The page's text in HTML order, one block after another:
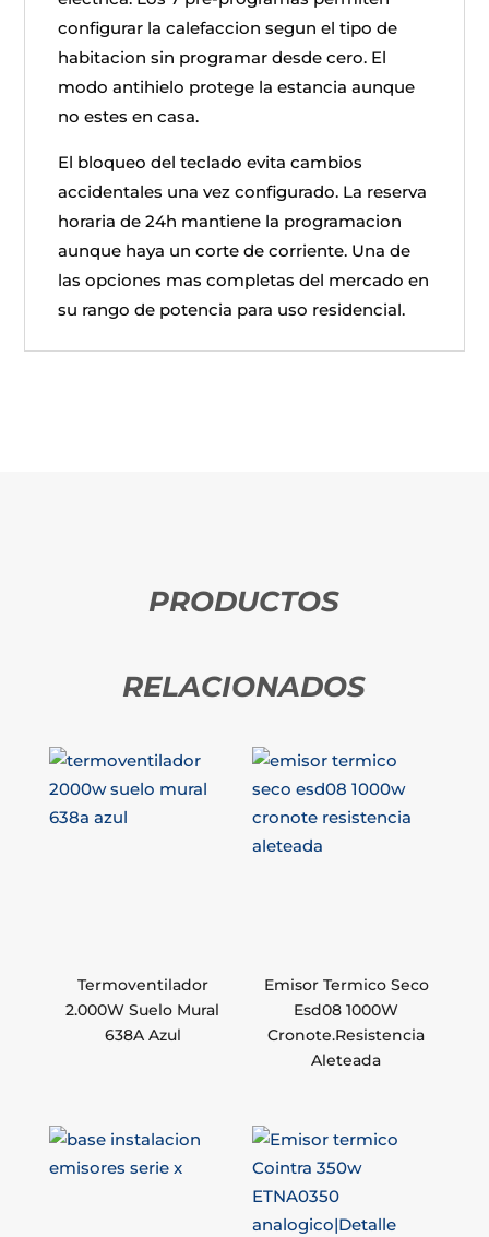
configurar la calefaccion segun el tipo de
habitacion sin programar desde cero. El
modo antihielo protege la estancia aunque
no estes en casa.
El bloqueo del teclado evita cambios
accidentales una vez configurado. La reserva
horaria de 24h mantiene la programacion
aunque haya un corte de corriente. Una de
las opciones mas completas del mercado en
su rango de potencia para uso residencial.
PRODUCTOS
RELACIONADOS
Termoventilador
2.000W Suelo Mural
638A Azul
Emisor Termico Seco
Esd08 1000W
Cronote.Resistencia
Aleteada